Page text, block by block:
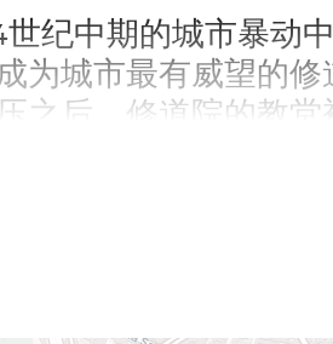
纪中期的城市暴动中
为城市最有威望的修
之后，修道院的教堂
为了军队仓库。 20
从1919至今当地的和